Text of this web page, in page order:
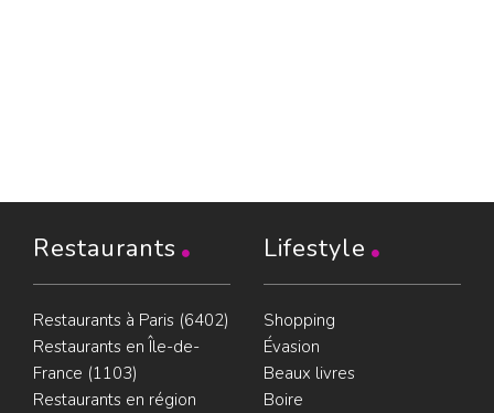
Restaurants
Restaurants à Paris (6402)
Restaurants en Île-de-
France (1103)
Restaurants en région
Lifestyle
Shopping
Évasion
Beaux livres
Boire